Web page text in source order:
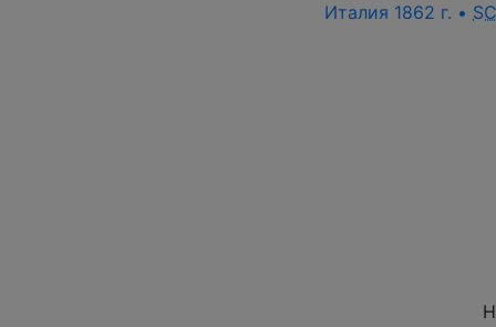
Италия 1862 г. •